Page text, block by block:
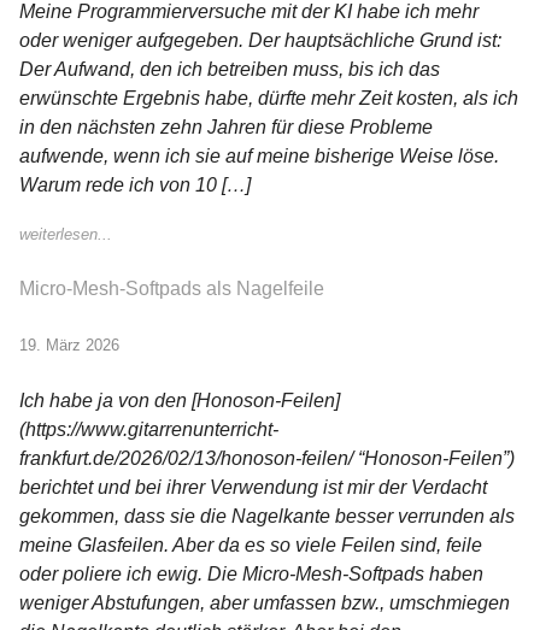
Meine Programmierversuche mit der KI habe ich mehr
oder weniger aufgegeben. Der hauptsächliche Grund ist:
Der Aufwand, den ich betreiben muss, bis ich das
erwünschte Ergebnis habe, dürfte mehr Zeit kosten, als ich
in den nächsten zehn Jahren für diese Probleme
aufwende, wenn ich sie auf meine bisherige Weise löse.
Warum rede ich von 10 […]
weiterlesen...
Micro-Mesh-Softpads als Nagelfeile
19. März 2026
Ich habe ja von den [Honoson-Feilen]
(https://www.gitarrenunterricht-
frankfurt.de/2026/02/13/honoson-feilen/ “Honoson-Feilen”)
berichtet und bei ihrer Verwendung ist mir der Verdacht
gekommen, dass sie die Nagelkante besser verrunden als
meine Glasfeilen. Aber da es so viele Feilen sind, feile
oder poliere ich ewig. Die Micro-Mesh-Softpads haben
weniger Abstufungen, aber umfassen bzw., umschmiegen